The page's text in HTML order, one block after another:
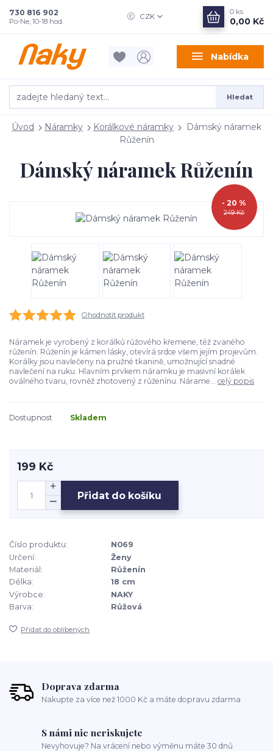
Nabídka
CZK
Hledat
730 816 902
Po-Ne, 10-18 hod.
0 ks
0,00 Kč
Úvod Náramky Korálkové náramky
Dámský náramek
Růženín
Dámský náramek Růženín
249 Kč
- 20 %
Ohodnotit produkt
Náramek je vyrobený z korálků růžového křemene, též zvaného
růženín. Růženín je kámen lásky, otevírá srdce všem jejím projevům.
Korálky jsou navlečeny na pružné tkanině, umožnující snadné
navlečení na ruku. Hlavním prvkem náramku je masivní korálek
oválného tvaru, rovněž zhotovený z růženínu. Nárame... celý popis
Dostupnost Skladem
199 Kč
Přidat do košíku
Číslo produktu:
N069
Určení:
Ženy
Materiál:
Růženín
Délka:
18 cm
Výrobce:
NAKY
Barva:
Růžová
Přidat do oblíbených
Doprava zdarma
Nakupte za více než 1000 Kč a máte dopravu zdarma
S námi nic neriskujete
Nevyhovuje? Na vrácení nebo výměnu máte 30 dnů